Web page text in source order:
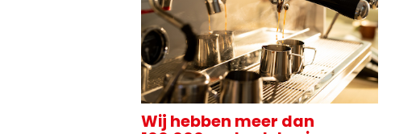
Wij hebben meer dan